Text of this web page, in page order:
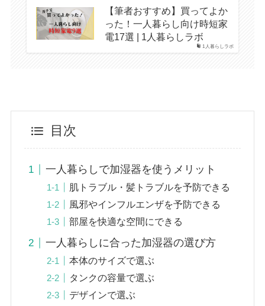
1人暮らしラボ
【筆者おすすめ】買ってよか
った！一人暮らし向け時短家
電17選 | 1人暮らしラボ
目次
一人暮らしで加湿器を使うメリット
肌トラブル・髪トラブルを予防できる
風邪やインフルエンザを予防できる
部屋を快適な空間にできる
一人暮らしに合った加湿器の選び方
本体のサイズで選ぶ
タンクの容量で選ぶ
デザインで選ぶ